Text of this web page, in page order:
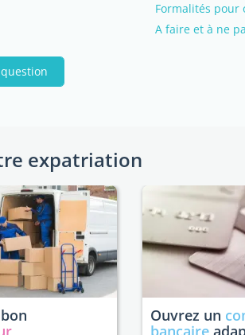
Formalités pour
A faire et à ne
expatriation
Ouvrez un
bancaire